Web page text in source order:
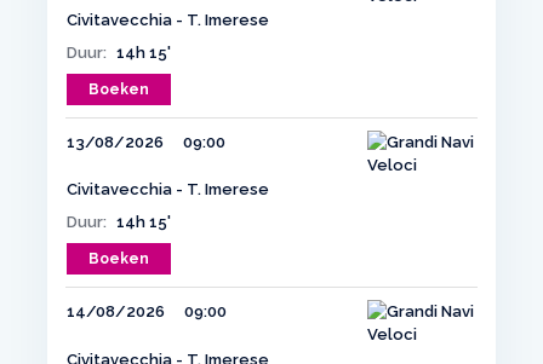
Civitavecchia - T. Imerese
Duur: 14h 15'
Boeken
13/08/2026 09:00
Civitavecchia - T. Imerese
Duur: 14h 15'
Boeken
14/08/2026 09:00
Civitavecchia - T. Imerese